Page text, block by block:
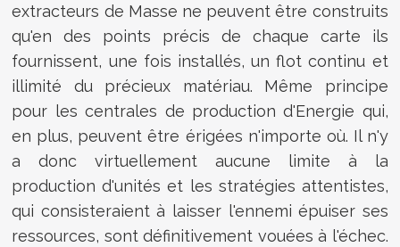
extracteurs de Masse ne peuvent être construits
qu'en des points précis de chaque carte ils
fournissent, une fois installés, un flot continu et
illimité du précieux matériau. Même principe
pour les centrales de production d'Energie qui,
en plus, peuvent être érigées n'importe où. Il n'y
a donc virtuellement aucune limite à la
production d'unités et les stratégies attentistes,
qui consisteraient à laisser l'ennemi épuiser ses
ressources, sont définitivement vouées à l'échec.